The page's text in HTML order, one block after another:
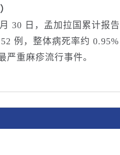
30 日，孟加拉国累计报
例，整体病死率约
严重麻疹流行事件。